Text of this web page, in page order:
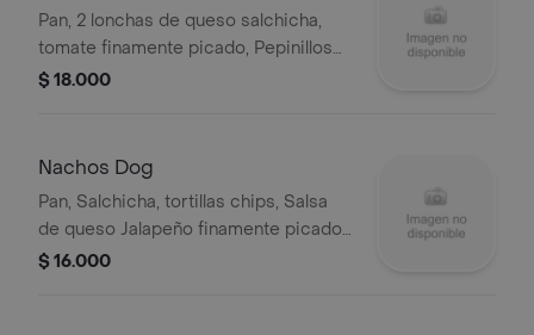
Pan, 2 lonchas de queso salchicha,
tomate finamente picado, Pepinillos
con salsa de la casa y Cebolla picada.
$ 18.000
Nachos Dog
Pan, Salchicha, tortillas chips, Salsa
de queso Jalapeño finamente picado,
acompañado con crocantes nachos.
$ 16.000